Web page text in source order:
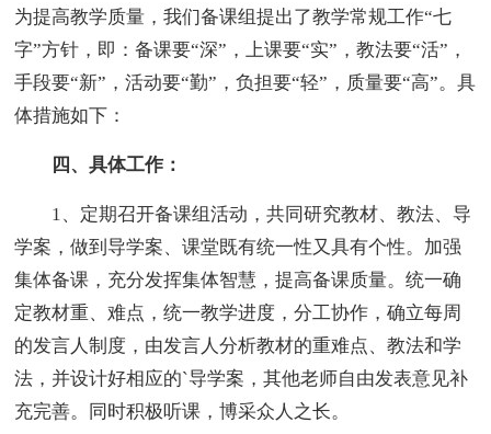
为提高教学质量，我们备课组提出了教学常规工作“七
字”方针，即：备课要“深”，上课要“实”，教法要“活”，
手段要“新”，活动要“勤”，负担要“轻”，质量要“高”。具
体措施如下：
四、具体工作：
1、定期召开备课组活动，共同研究教材、教法、导
学案，做到导学案、课堂既有统一性又具有个性。加强
集体备课，充分发挥集体智慧，提高备课质量。统一确
定教材重、难点，统一教学进度，分工协作，确立每周
的发言人制度，由发言人分析教材的重难点、教法和学
法，并设计好相应的`导学案，其他老师自由发表意见补
充完善。同时积极听课，博采众人之长。